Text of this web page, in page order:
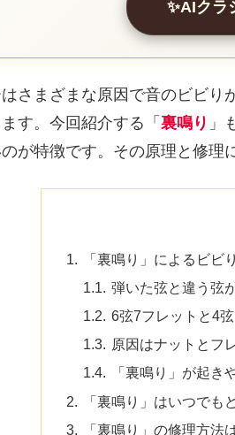
✨AIクラ
さまざまな原因で音のビビり
す。今回紹介する「 裏鳴り 」
が特徴です。その原理と修理
「裏鳴り」によるビビ
弾いた弦と違う弦
6弦7フレットと4
原因はナットとフ
「裏鳴り」が起き
「裏鳴り」はいつでも
「裏鳴り」の修理方法